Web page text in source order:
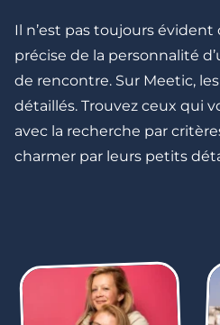
Mettez un visage sur
Il n’est pas toujours évident
précise de la personnalité
de rencontre. Sur Meetic,
détaillés. Trouvez ceux qui
avec la recherche par
charmer par leurs petits